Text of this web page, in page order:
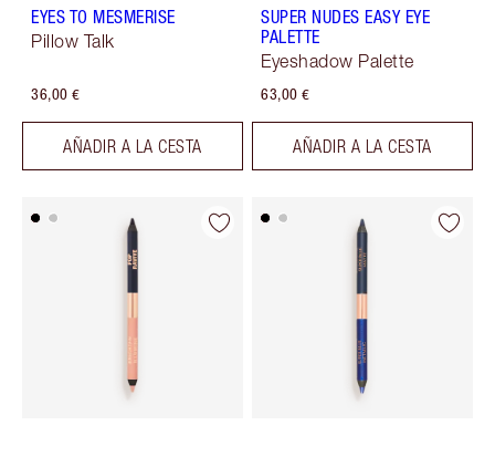
EYES TO MESMERISE
Pillow Talk
36,00 €
AÑADIR A LA CESTA
SUPER NUDES EASY EYE
PALETTE
Eyeshadow Palette
63,00 €
AÑADIR A LA CESTA